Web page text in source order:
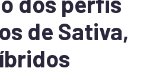
de Sativa,